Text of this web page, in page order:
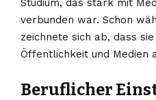
verbunden war. Schon
zeichnete sich ab, dass
Öffentlichkeit und Medien
Beruflicher